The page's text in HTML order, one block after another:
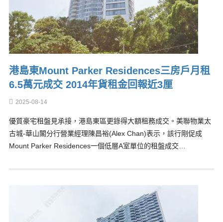
港島東Mount Parker Residences三房戶月租
6.5萬元成交 2014年貨租金回報近3厘
2025-08-14
優質豪宅租盤見承接，港島東區更錄得大額租務成交。美聯物業太
古城-華山閣分行營業經理陳昌裕(Alex Chan)表示，該行剛促成
Mount Parker Residences一個低層A室單位的租盤成交…